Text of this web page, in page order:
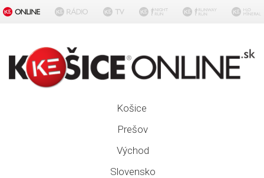
Košice
Prešov
Východ
Slovensko